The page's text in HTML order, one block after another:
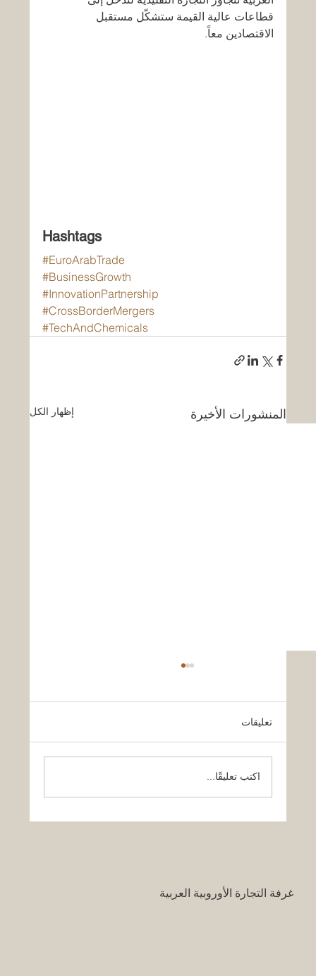
قطاعات عالية القيمة ستشكّل مستقبل
الاقتصادين معاً.
Hashtags
#EuroArabTrade
#BusinessGrowth
#InnovationPartnership
#CrossBorderMergers
#TechAndChemicals
المنشورات الأخيرة إظهار الكل
تعليقات
اكتب تعليقًا...
غرفة التجارة الأوروبية العربية